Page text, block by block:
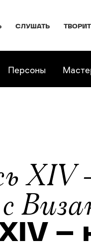
СЛУШАТЬ
Персоны
XIV
–